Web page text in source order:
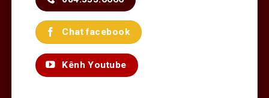
Chat facebook
Kênh Youtube